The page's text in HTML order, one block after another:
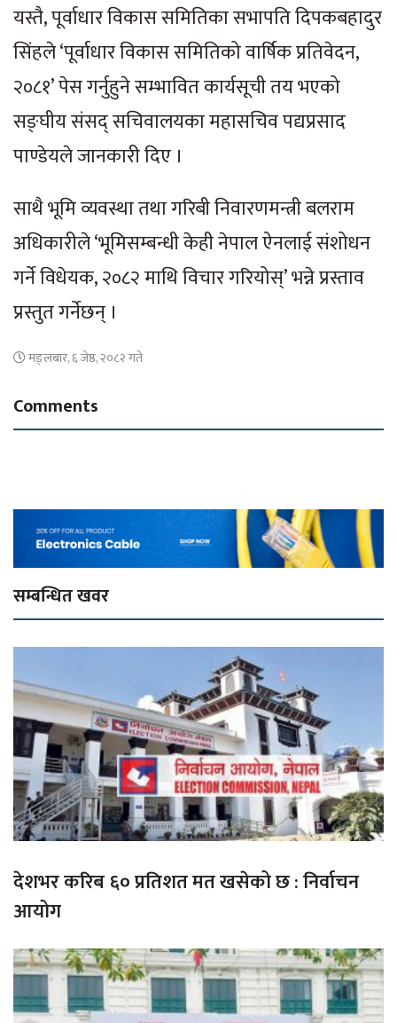
यस्तै, पूर्वाधार विकास समितिका सभापति दिपकबहादुर
सिंहले ‘पूर्वाधार विकास समितिको वार्षिक प्रतिवेदन,
२०८१’ पेस गर्नुहुने सम्भावित कार्यसूची तय भएको
सङ्घीय संसद् सचिवालयका महासचिव पद्यप्रसाद
पाण्डेयले जानकारी दिए ।
साथै भूमि व्यवस्था तथा गरिबी निवारणमन्त्री बलराम
अधिकारीले ‘भूमिसम्बन्धी केही नेपाल ऐनलाई संशोधन
गर्ने विधेयक, २०८२ माथि विचार गरियोस्’ भन्ने प्रस्ताव
प्रस्तुत गर्नेछन् ।
मङ्लबार, ६ जेष्ठ, २०८२ गते
Comments
सम्बन्धित खवर
देशभर करिब ६० प्रतिशत मत खसेको छ : निर्वाचन
आयोग